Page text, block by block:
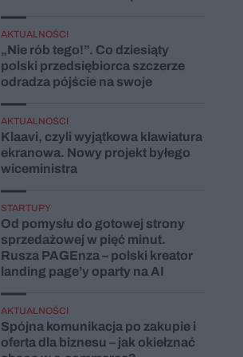
AKTUALNOŚCI
„Nie rób tego!”. Co dziesiąty
polski przedsiębiorca szczerze
odradza pójście na swoje
AKTUALNOŚCI
Klaavi, czyli wyjątkowa klawiatura
ekranowa. Nowy projekt byłego
wiceministra
STARTUPY
Od pomysłu do gotowej strony
sprzedażowej w pięć minut.
Rusza PAGEnza – polski kreator
landing page’y oparty na AI
AKTUALNOŚCI
Spójna komunikacja po zakupie i
oferta dla biznesu – jak okiełznać